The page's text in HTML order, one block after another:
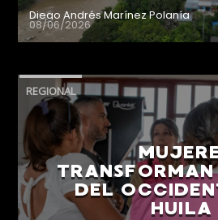
Diego Andrés Marínez Polanía
08/06/2026
REGIONAL
DEL
HUILA